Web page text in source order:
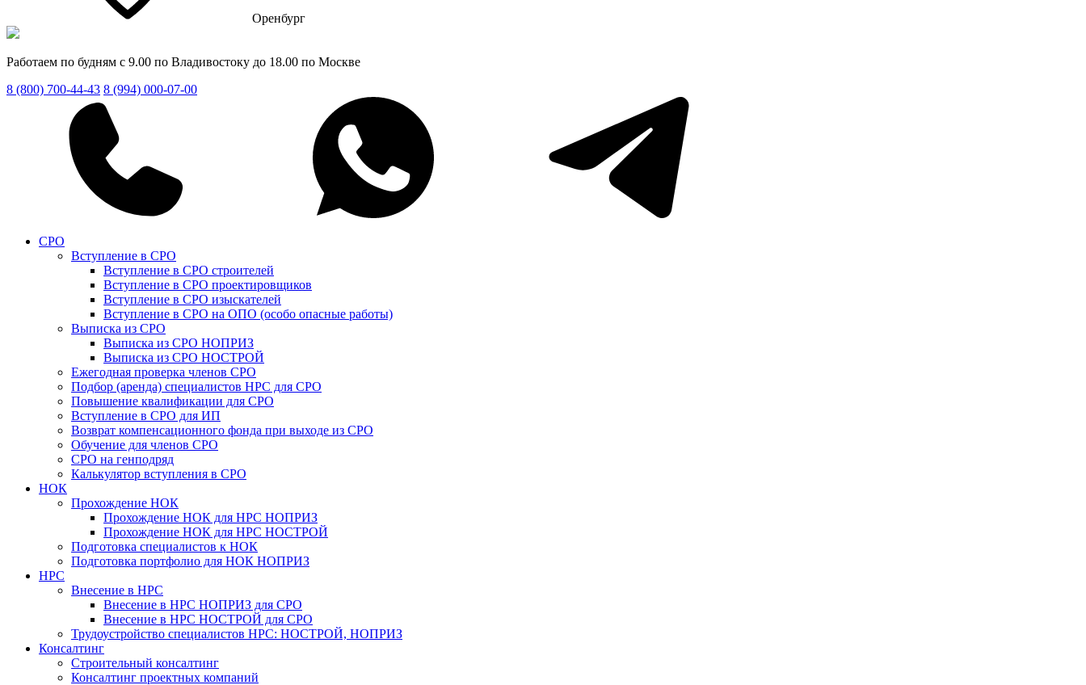
Оренбург
Работаем по будням с 9.00 по Владивостоку до 18.00 по Москве
8 (800) 700-44-43 8 (994) 000-07-00
СРО
Вступление в СРО
Вступление в СРО строителей
Вступление в СРО проектировщиков
Вступление в СРО изыскателей
Вступление в СРО на ОПО (особо опасные работы)
Выписка из СРО
Выписка из СРО НОПРИЗ
Выписка из СРО НОСТРОЙ
Ежегодная проверка членов СРО
Подбор (аренда) специалистов НРС для СРО
Повышение квалификации для СРО
Вступление в СРО для ИП
Возврат компенсационного фонда при выходе из СРО
Обучение для членов СРО
СРО на генподряд
Калькулятор вступления в СРО
НОК
Прохождение НОК
Прохождение НОК для НРС НОПРИЗ
Прохождение НОК для НРС НОСТРОЙ
Подготовка специалистов к НОК
Подготовка портфолио для НОК НОПРИЗ
НРС
Внесение в НРС
Внесение в НРС НОПРИЗ для СРО
Внесение в НРС НОСТРОЙ для СРО
Трудоустройство специалистов НРС: НОСТРОЙ, НОПРИЗ
Консалтинг
Строительный консалтинг
Консалтинг проектных компаний